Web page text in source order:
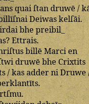
quaiſtandruwē/
Deiwaskelſāi.
bhe preibil_
?Ettrais.
billēMarci en
druwēbheCrixtits
/kasadderniDruwe
.
.